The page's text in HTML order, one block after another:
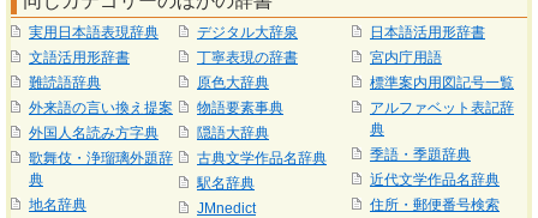
実用日本語表現辞典
文語活用形辞書
難読語辞典
外来語の言い換え提案
外国人名読み方字典
歌舞伎・浄瑠璃外題辞
典
地名辞典
デジタル大辞泉
丁寧表現の辞書
原色大辞典
物語要素事典
隠語大辞典
古典文学作品名辞典
駅名辞典
JMnedict
日本語活用形辞書
宮内庁用語
標準案内用図記号一覧
アルファベット表記辞
典
季語・季題辞典
近代文学作品名辞典
住所・郵便番号検索